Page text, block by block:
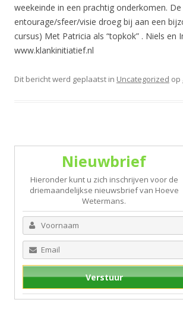
weekeinde in een prachtig onderkomen. De
entourage/sfeer/visie droeg bij aan een
cursus) Met Patricia als “topkok” . Niels en
www.klankinitiatief.nl
Dit bericht werd geplaatst in Uncategorized op
Nieuwbrief
Hieronder kunt u zich inschrijven voor de
driemaandelijkse nieuwsbrief van Hoeve
Wetermans.